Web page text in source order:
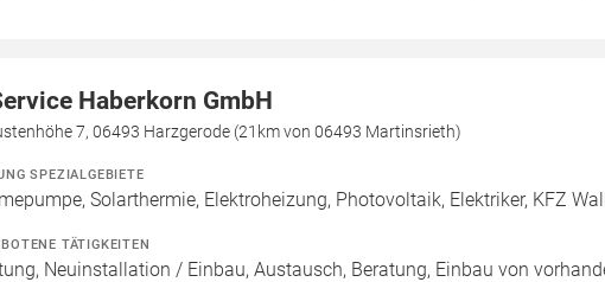
Haberkorn GmbH
7, 06493 Harzgerode (21km von 06493 Martinsrieth)
SPEZIALGEBIETE
Solarthermie, Elektroheizung, Photovoltaik, Elektriker, KFZ
TÄTIGKEITEN
Neuinstallation / Einbau, Austausch, Beratung, Einbau von